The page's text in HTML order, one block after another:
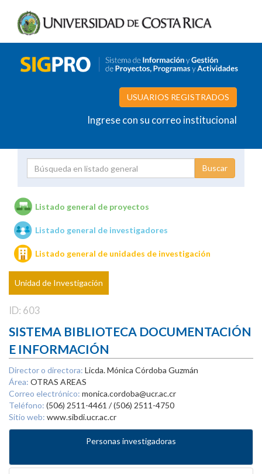
USUARIOS REGISTRADOS
Ingrese con su correo institucional
Unidades de investigación
Listado general de proyectos
Listado general de investigadores
Listado general de unidades de investigación
Unidad de Investigación
ID: 603
SISTEMA BIBLIOTECA DOCUMENTACIÓN
E INFORMACIÓN
Director o directora: Licda. Mónica Córdoba Guzmán
Área: OTRAS AREAS
Correo electrónico: monica.cordoba@ucr.ac.cr
Teléfono: (506) 2511-4461 / (506) 2511-4750
Sitio web: www.sibdi.ucr.ac.cr
Personas investigadoras